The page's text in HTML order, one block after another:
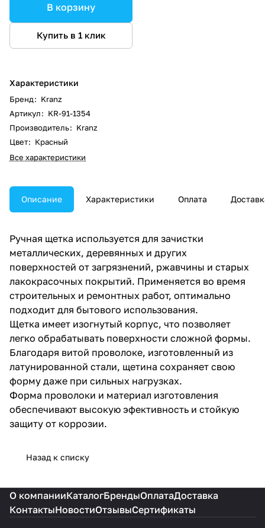
В корзину
Купить в 1 клик
Характеристики
Бренд: Kranz
Артикул: KR-91-1354
Производитель: Kranz
Цвет: Красный
Все характеристики
Описание Характеристики Оплата
Ручная щетка используется для зачистки
металлических, деревянных и других
поверхностей от загрязнений, ржавчины и старых
лакокрасочных покрытий. Применяется во время
строительных и ремонтных работ, оптимально
подходит для бытового использования.
Щетка имеет изогнутый корпус, что позволяет
легко обрабатывать поверхности сложной формы.
Благодаря витой проволоке, изготовленный из
латунированной стали, щетина сохраняет свою
форму даже при сильных нагрузках.
Форма проволоки и материал изготовления
обеспечивают высокую эфективность и стойкую
защиту от коррозии.
Назад к списку
О компанииКаталогБрендыОплатаДоставка
КонтактыНовостиОтзывыСертификаты